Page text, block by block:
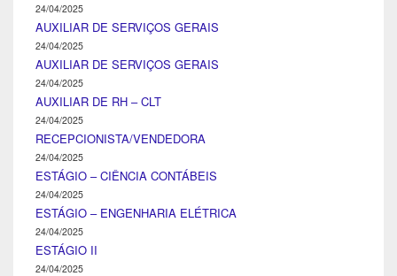
24/04/2025
AUXILIAR DE SERVIÇOS GERAIS
24/04/2025
AUXILIAR DE SERVIÇOS GERAIS
24/04/2025
AUXILIAR DE RH – CLT
24/04/2025
RECEPCIONISTA/VENDEDORA
24/04/2025
ESTÁGIO – CIÊNCIA CONTÁBEIS
24/04/2025
ESTÁGIO – ENGENHARIA ELÉTRICA
24/04/2025
ESTÁGIO II
24/04/2025